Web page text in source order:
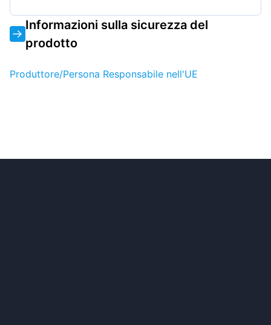
Informazioni sulla sicurezza del
prodotto
Produttore/Persona Responsabile nell'UE